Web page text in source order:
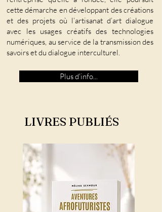
cette démarche en développant des créations
et des projets où l’artisanat d’art dialogue
avec les usages créatifs des technologies
numériques, au service de la transmission des
savoirs et du dialogue interculturel.
Plus d'info...
LIVRES PUBLIÉS